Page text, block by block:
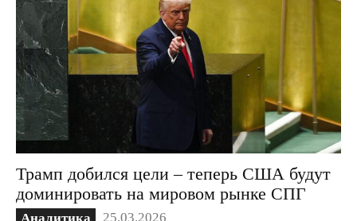
Трамп добился цели – теперь США будут
доминировать на мировом рынке СПГ
Аналитика 25.03.2026